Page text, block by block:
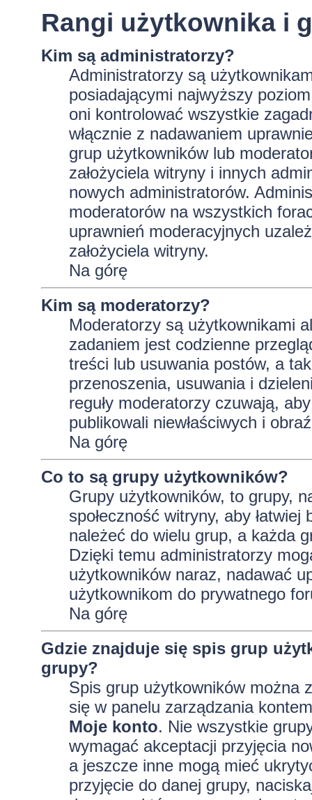
Rangi użytkownika i
Kim są administratorzy?
Administratorzy są
posiadającymi najwyższy
oni kontrolować wszystkie
włącznie z nadawaniem
grup użytkowników lub
założyciela witryny i innych
nowych administratorów.
moderatorów na wszystkich
uprawnień moderacyjnych
założyciela witryny.
Na górę
Kim są moderatorzy?
Moderatorzy są użytkownikami
zadaniem jest codzienne
treści lub usuwania postów, a
przenoszenia, usuwania i
reguły moderatorzy czuwają,
publikowali niewłaściwych i
Na górę
Co to są grupy użytkowników?
Grupy użytkowników, to grupy,
społeczność witryny, aby
należeć do wielu grup, a każda
Dzięki temu administratorzy
użytkowników naraz, nadawać
użytkownikom do prywatnego
Na górę
Gdzie znajduje się spis grup
grupy?
Spis grup użytkowników można
się w panelu zarządzania
Moje konto. Nie wszystkie
wymagać akceptacji przyjęcia
a jeszcze inne mogą mieć
przyjęcie do danej grupy,